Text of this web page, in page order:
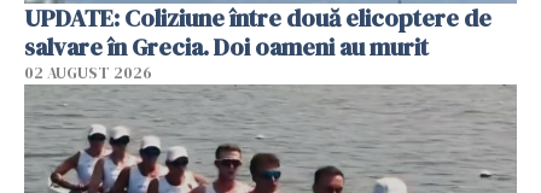
UPDATE: Coliziune între două elicoptere de
salvare în Grecia. Doi oameni au murit
02 AUGUST 2026